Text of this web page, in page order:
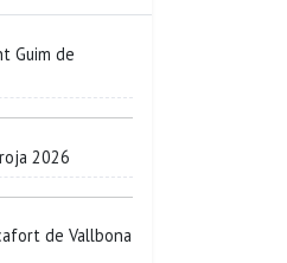
Guim de
2026
de Vallbona